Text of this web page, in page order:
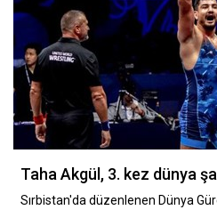
Taha Akgül, 3. kez dünya
Sırbistan'da düzenlenen Dünya